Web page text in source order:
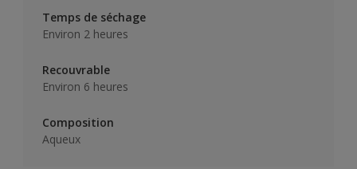
Temps de séchage
Environ 2 heures
Recouvrable
Environ 6 heures
Composition
Aqueux